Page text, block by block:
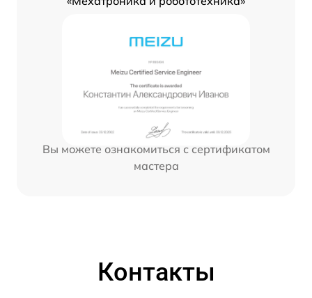
Вы можете ознакомиться с сертификатом
мастера
Контакты